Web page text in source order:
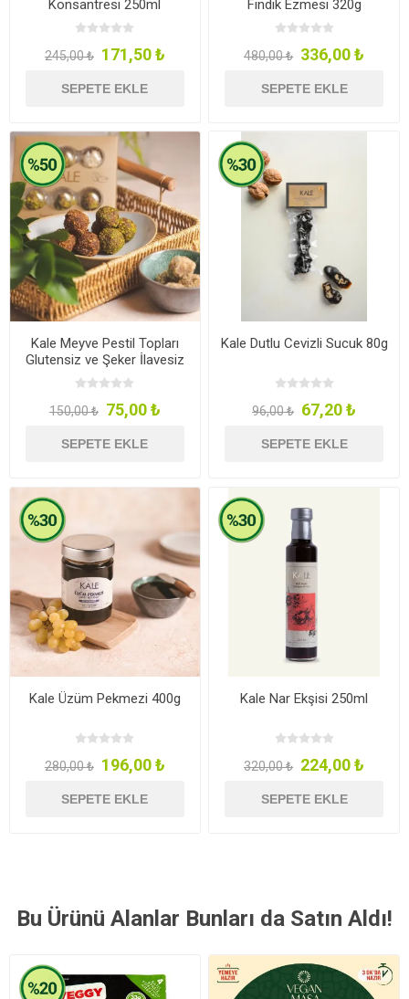
Konsantresi 250ml
245,00 ₺ 171,50 ₺
SEPETE EKLE
Fındık Ezmesi 320g
480,00 ₺ 336,00 ₺
SEPETE EKLE
Kale Meyve Pestil Topları
Glutensiz ve Şeker İlavesiz
100g
150,00 ₺ 75,00 ₺
SEPETE EKLE
Kale Dutlu Cevizli Sucuk 80g
96,00 ₺ 67,20 ₺
SEPETE EKLE
Kale Üzüm Pekmezi 400g
280,00 ₺ 196,00 ₺
SEPETE EKLE
Kale Nar Ekşisi 250ml
320,00 ₺ 224,00 ₺
SEPETE EKLE
Bu Ürünü Alanlar Bunları da Satın Aldı!